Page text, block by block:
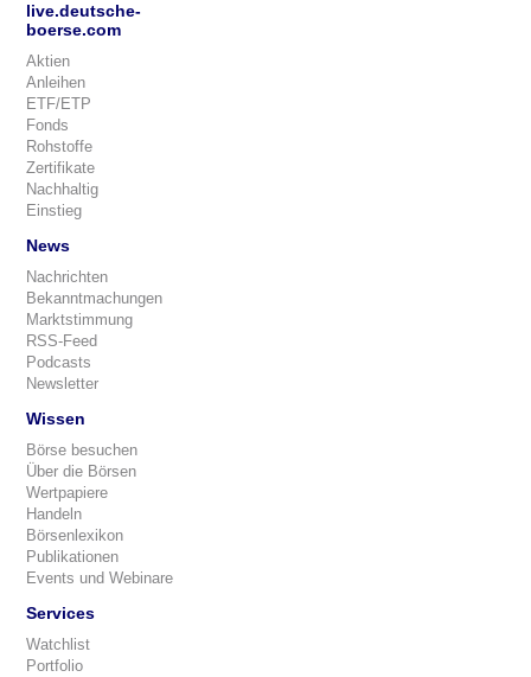
live.deutsche-
boerse.com
Aktien
Anleihen
ETF/ETP
Fonds
Rohstoffe
Zertifikate
Nachhaltig
Einstieg
News
Nachrichten
Bekanntmachungen
Marktstimmung
RSS-Feed
Podcasts
Newsletter
Wissen
Börse besuchen
Über die Börsen
Wertpapiere
Handeln
Börsenlexikon
Publikationen
Events und Webinare
Services
Watchlist
Portfolio